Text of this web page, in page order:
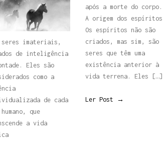
seres imateriais,
de inteligência
Eles são
como a
de cada
que
a vida
após a morte do corpo.
A origem dos espíritos
Os espíritos não são
criados, mas sim, são
seres que têm uma
existência anterior à
vida terrena. Eles […]
Ler Post →